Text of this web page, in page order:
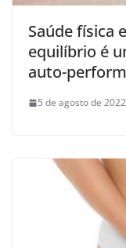
Saúde física
equilíbrio é
auto-
5 de agosto de 2022